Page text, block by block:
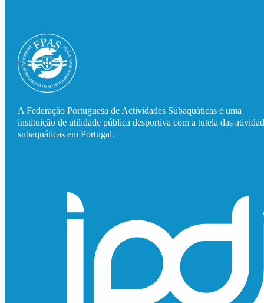
A Federação Portuguesa de Actividades Subaquáticas é uma
instituição de utilidade pública desportiva com a tutela das
subaquáticas em Portugal.